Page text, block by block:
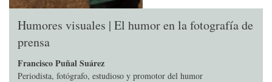
Humores visuales | El humor en la fotografía de
prensa
Francisco Puñal Suárez
Periodista, fotógrafo, estudioso y promotor del humor